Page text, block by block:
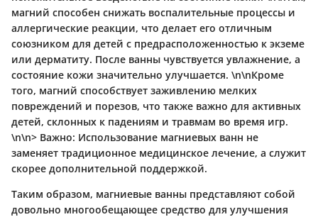
магний способен снижать воспалительные процессы и
аллергические реакции, что делает его отличным
союзником для детей с предрасположенностью к экземе
или дерматиту. После ванны чувствуется увлажнение, а
состояние кожи значительно улучшается. \n\nКроме
того, магний способствует заживлению мелких
повреждений и порезов, что также важно для активных
детей, склонных к падениям и травмам во время игр.
\n\n> Важно: Использование магниевых ванн не
заменяет традиционное медицинское лечение, а служит
скорее дополнительной поддержкой.
Таким образом, магниевые ванны представляют собой
довольно многообещающее средство для улучшения